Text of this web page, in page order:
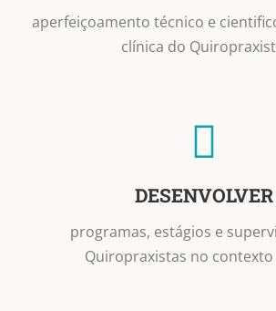
aperfeiçoamento técnico e
clínica do
DESENVOLVER
programas, estágios e
Quiropraxistas no contexto